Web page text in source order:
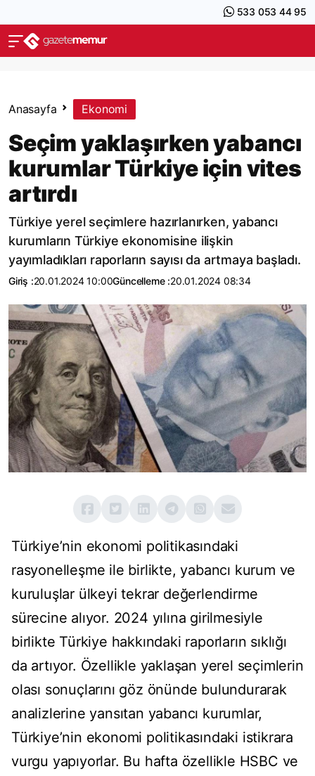
533 053 44 95
Anasayfa Ekonomi
Seçim yaklaşırken yabancı
kurumlar Türkiye için vites
artırdı
Türkiye yerel seçimlere hazırlanırken, yabancı
kurumların Türkiye ekonomisine ilişkin
yayımladıkları raporların sayısı da artmaya başladı.
Giriş :20.01.2024 10:00Güncelleme :20.01.2024 08:34
Türkiye’nin ekonomi politikasındaki
rasyonelleşme ile birlikte, yabancı kurum ve
kuruluşlar ülkeyi tekrar değerlendirme
sürecine alıyor. 2024 yılına girilmesiyle
birlikte Türkiye hakkındaki raporların sıklığı
da artıyor. Özellikle yaklaşan yerel seçimlerin
olası sonuçlarını göz önünde bulundurarak
analizlerine yansıtan yabancı kurumlar,
Türkiye’nin ekonomi politikasındaki istikrara
vurgu yapıyorlar. Bu hafta özellikle HSBC ve